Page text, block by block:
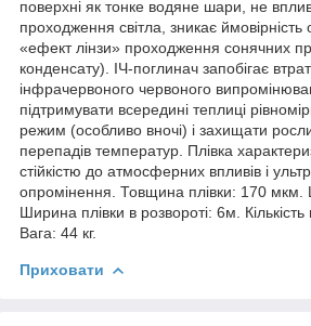
поверхні як тонке водяне шари, не
проходження світла, зникає ймовірність
«ефект лінзи» проходження сонячних
конденсату). ІЧ-поглинач запобігає
інфрачервоного червоного
підтримувати всередині теплиці
режим (особливо вночі) і захищати
перепадів температур. Плівка
стійкістю до атмосферних впливів і
опромінення. Товщина плівки: 170 мкм.
Ширина плівки в розвороті: 6м. Кількість
Вага: 44 кг.
Приховати